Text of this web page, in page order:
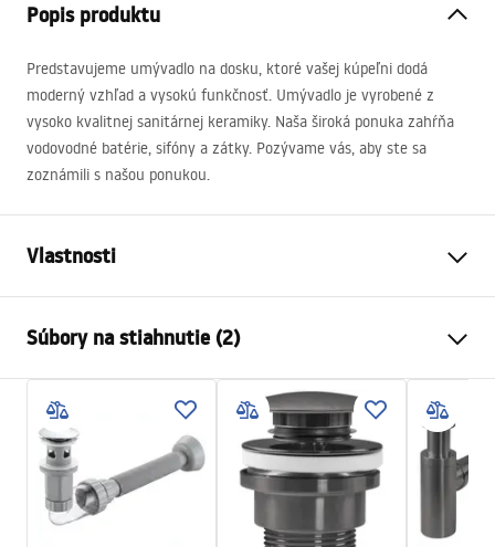
Popis produktu
Predstavujeme umývadlo na dosku, ktoré vašej kúpeľni dodá
moderný vzhľad a vysokú funkčnosť. Umývadlo je vyrobené z
vysoko kvalitnej sanitárnej keramiky. Naša široká ponuka zahŕňa
vodovodné batérie, sifóny a zátky. Pozývame vás, aby ste sa
zoznámili s našou ponukou.
Vlastnosti
Materiál
Farba
Imitácia kameňa
Prevedenie
Matný
Dĺžka
490mm
Šírka
310mm
Výška
135mm
Súbory na stiahnutie (2)
Návod na montáž
Záručné podmienky
Warranty_Terms_and_Conditions_Basins_-_5.pdf